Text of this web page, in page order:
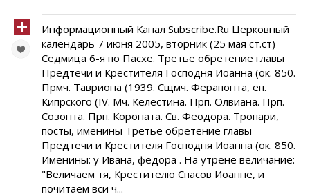
Информационный Канал Subscribe.Ru Церковный
календарь 7 июня 2005, вторник (25 мая ст.ст)
Седмица 6-я по Пасхе. Третье обретение главы
Предтечи и Крестителя Господня Иоанна (ок. 850.
Прмч. Тавриона (1939. Сщмч. Ферапонта, еп.
Кипрского (IV. Мч. Келестина. Прп. Олвиана. Прп.
Созонта. Прп. Короната. Св. Феодора. Тропари,
посты, именины Третье обретение главы
Предтечи и Крестителя Господня Иоанна (ок. 850.
Именины: у Ивана, фeдора . На утрене величание:
"Величаем тя, Крестителю Спасов Иоанне, и
почитаем вси ч...